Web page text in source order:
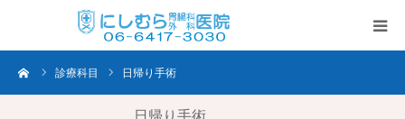
診療科目 日帰り手術
日帰り手術
TOP